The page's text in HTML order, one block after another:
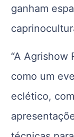
ganham
“A Agrishow
como um
eclético,